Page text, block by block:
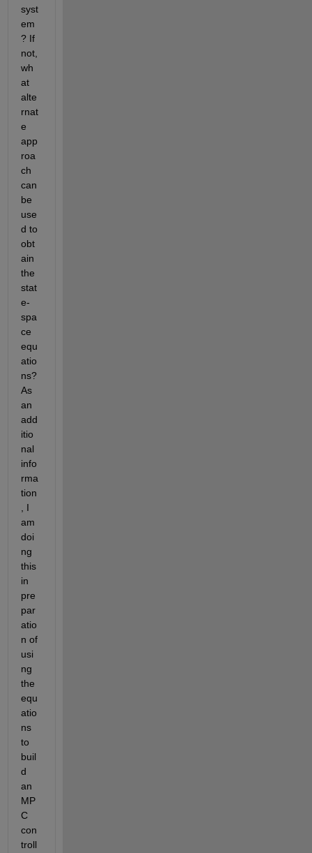
syst
em
? If
not,
wh
at
alte
rnat
e
app
roa
ch
can
be
use
d to
obt
ain
the
stat
e-
spa
ce
equ
atio
ns?
As
an
add
itio
nal
info
rma
tion
, I
am
doi
ng
this
in
pre
par
atio
n of
usi
ng
the
equ
atio
ns
to
buil
d
an
MP
C
con
troll